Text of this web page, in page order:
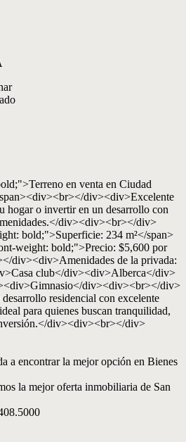
en venta en Ciudad
div><div>Excelente
hogar o invertir en un desarrollo con
div><div><br></div>
bold;">Superficie: 234 m²</span>
weight: bold;">Precio: $5,600 por
div><div>Amenidades de la privada:
club</div><div>Alberca</div>
div><div><br></div>
residencial con excelente
para quienes buscan tranquilidad,
div><div><br></div>
a encontrar la mejor opción en Bienes
la mejor oferta inmobiliaria de San